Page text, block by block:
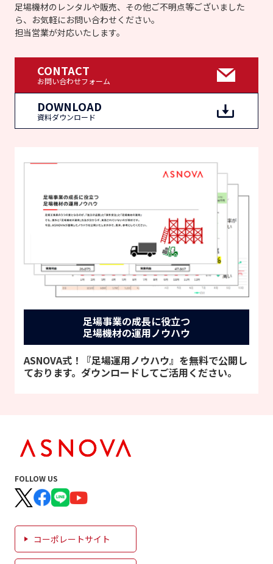
足場機材のレンタルや販売、その他ご不明点等ございました
ら、お気軽にお問い合わせください。
担当営業が対応いたします。
DOWNLOAD
資料ダウンロード
CONTACT
お問い合わせフォーム
足場事業の成長に役立つ
足場機材の運用ノウハウ
ASNOVA式！『足場運用ノウハウ』を無料で公開し
ております。ダウンロードしてご活用ください。
FOLLOW US
コーポレートサイト